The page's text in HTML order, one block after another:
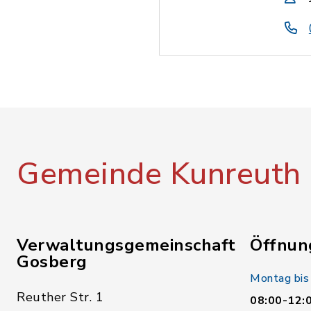
Gemeinde Kunreuth
Verwaltungsgemeinschaft
Gosberg
Reuther Str. 1
Montag
08:00-